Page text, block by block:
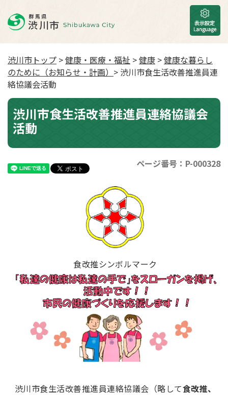
渋川市トップ >健康・医療・福祉 >健康 >健康な暮らし
のために（お知らせ・計画） > 渋川市食生活改善推進員連
絡協議会活動
渋川市食生活改善推進員連絡協議会
活動
ページ番号：P-000328
食改推シンボルマーク
渋川市食生活改善推進員連絡協議会（略して食改推、